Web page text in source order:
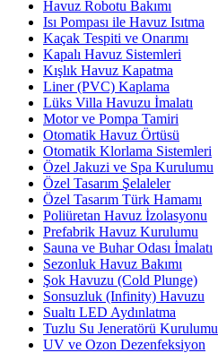
Havuz Robotu Bakımı
Isı Pompası ile Havuz Isıtma
Kaçak Tespiti ve Onarımı
Kapalı Havuz Sistemleri
Kışlık Havuz Kapatma
Liner (PVC) Kaplama
Lüks Villa Havuzu İmalatı
Motor ve Pompa Tamiri
Otomatik Havuz Örtüsü
Otomatik Klorlama Sistemleri
Özel Jakuzi ve Spa Kurulumu
Özel Tasarım Şelaleler
Özel Tasarım Türk Hamamı
Poliüretan Havuz İzolasyonu
Prefabrik Havuz Kurulumu
Sauna ve Buhar Odası İmalatı
Sezonluk Havuz Bakımı
Şok Havuzu (Cold Plunge)
Sonsuzluk (Infinity) Havuzu
Sualtı LED Aydınlatma
Tuzlu Su Jeneratörü Kurulumu
UV ve Ozon Dezenfeksiyon